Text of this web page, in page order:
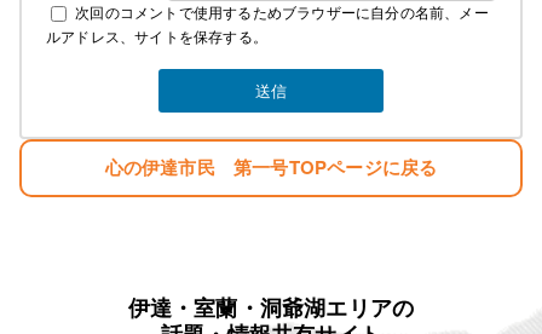
次回のコメントで使用するためブラウザーに自分の名前、メー
ルアドレス、サイトを保存する。
心の伊達市民 第一号TOPページに戻る
伊達・室蘭・洞爺湖エリアの